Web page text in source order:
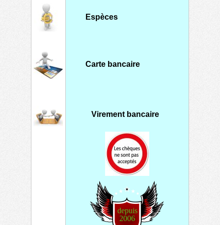
virement
Espèces
Carte bancaire
Virement bancaire
depuis
2006